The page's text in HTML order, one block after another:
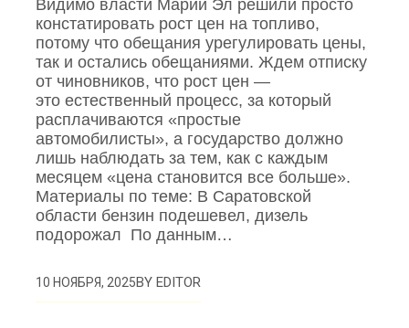
Видимо власти Марий Эл решили просто
констатировать рост цен на топливо,
потому что обещания урегулировать цены,
так и остались обещаниями. Ждем отписку
от чиновников, что рост цен —
это естественный процесс, за который
расплачиваются «простые
автомобилисты», а государство должно
лишь наблюдать за тем, как с каждым
месяцем «цена становится все больше».
Материалы по теме: В Саратовской
области бензин подешевел, дизель
подорожал По данным…
10 НОЯБРЯ, 2025BYEDITOR